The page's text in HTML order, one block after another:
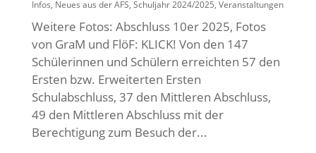
Infos, Neues aus der AFS, Schuljahr 2024/2025, Veranstaltungen
Weitere Fotos: Abschluss 10er 2025, Fotos
von GraM und FlöF: KLICK! Von den 147
Schülerinnen und Schülern erreichten 57 den
Ersten bzw. Erweiterten Ersten
Schulabschluss, 37 den Mittleren Abschluss,
49 den Mittleren Abschluss mit der
Berechtigung zum Besuch der...